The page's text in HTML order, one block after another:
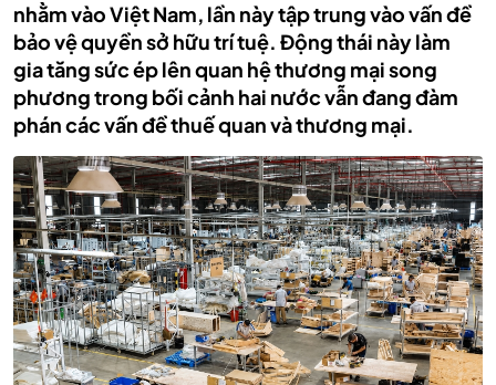
nhằm vào Việt Nam, lần này tập trung vào vấn đề
bảo vệ quyền sở hữu trí tuệ. Động thái này làm
gia tăng sức ép lên quan hệ thương mại song
phương trong bối cảnh hai nước vẫn đang đàm
phán các vấn đề thuế quan và thương mại.